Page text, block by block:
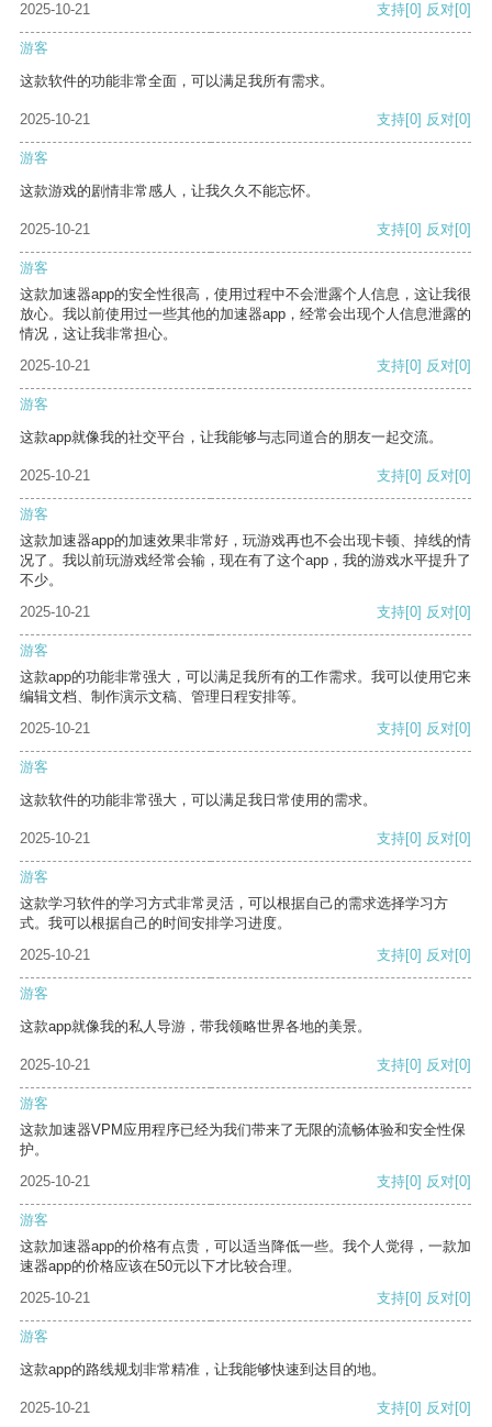
2025-10-21
支持[0] 反对[0]
游客
这款软件的功能非常全面，可以满足我所有需求。
2025-10-21 支持[0] 反对[0]
游客
这款游戏的剧情非常感人，让我久久不能忘怀。
2025-10-21 支持[0] 反对[0]
游客
这款加速器app的安全性很高，使用过程中不会泄露个人信息，这让我很
放心。我以前使用过一些其他的加速器app，经常会出现个人信息泄露的
情况，这让我非常担心。
2025-10-21
支持[0] 反对[0]
游客
这款app就像我的社交平台，让我能够与志同道合的朋友一起交流。
2025-10-21 支持[0] 反对[0]
游客
这款加速器app的加速效果非常好，玩游戏再也不会出现卡顿、掉线的情
况了。我以前玩游戏经常会输，现在有了这个app，我的游戏水平提升了
不少。
2025-10-21
支持[0] 反对[0]
游客
这款app的功能非常强大，可以满足我所有的工作需求。我可以使用它来
编辑文档、制作演示文稿、管理日程安排等。
2025-10-21
支持[0] 反对[0]
游客
这款软件的功能非常强大，可以满足我日常使用的需求。
2025-10-21 支持[0] 反对[0]
游客
这款学习软件的学习方式非常灵活，可以根据自己的需求选择学习方
式。我可以根据自己的时间安排学习进度。
2025-10-21
支持[0] 反对[0]
游客
这款app就像我的私人导游，带我领略世界各地的美景。
2025-10-21 支持[0] 反对[0]
游客
这款加速器VPM应用程序已经为我们带来了无限的流畅体验和安全性保
护。
2025-10-21
支持[0] 反对[0]
游客
这款加速器app的价格有点贵，可以适当降低一些。我个人觉得，一款加
速器app的价格应该在50元以下才比较合理。
2025-10-21
支持[0] 反对[0]
游客
这款app的路线规划非常精准，让我能够快速到达目的地。
2025-10-21 支持[0] 反对[0]